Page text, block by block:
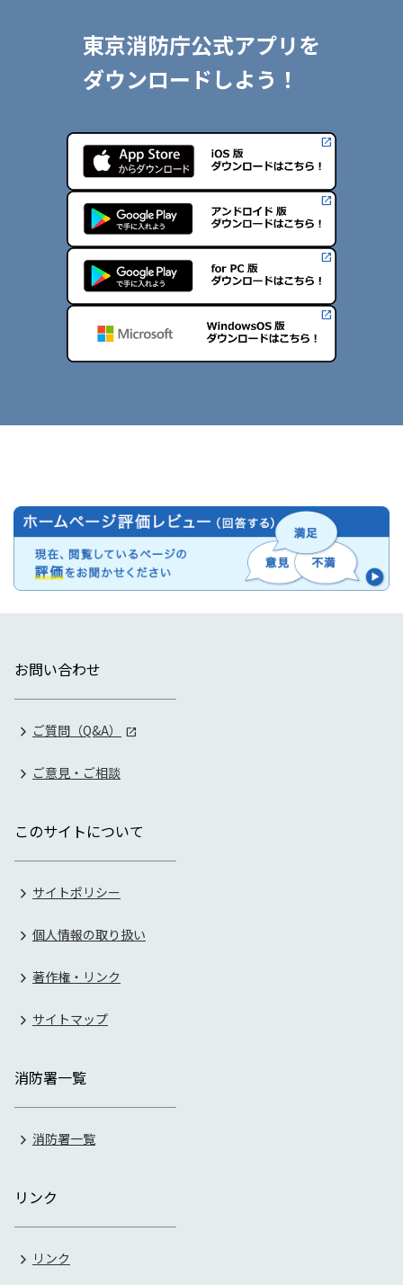
東京消防庁公式アプリを
ダウンロードしよう！
お問い合わせ
ご質問（Q&A）
ご意見・ご相談
このサイトについて
サイトポリシー
個人情報の取り扱い
著作権・リンク
サイトマップ
消防署一覧
消防署一覧
リンク
リンク